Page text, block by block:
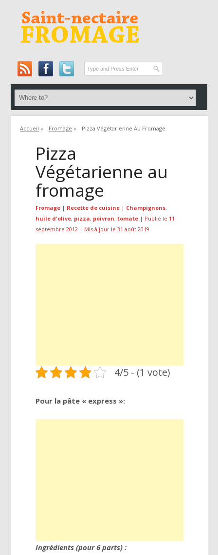
Accueil » Fromage » Pizza Végétarienne Au Fromage
Pizza
Végétarienne au
fromage
Fromage | Recette de cuisine | Champignons,
huile d'olive, pizza, poivron,tomate | Publié le 11
septembre 2012 | Mis à jour le 31 août 2019
4/5 - (1 vote)
Pour la pâte « express »:
Ingrédients (pour 6 parts) :